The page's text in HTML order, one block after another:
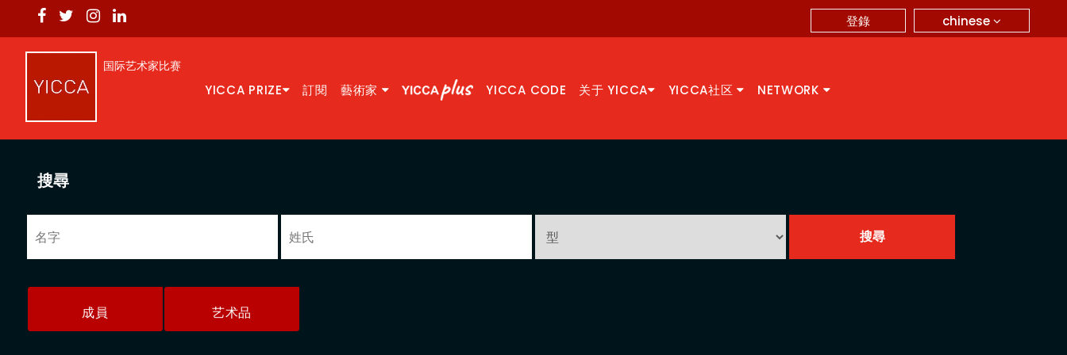
chinese
登錄
国际艺术家比赛
YICCA PRIZE 訂閱 藝術家 YICCA CODE 关于 YICCA YICCA社区 NETWORK
搜尋
成員 艺术品